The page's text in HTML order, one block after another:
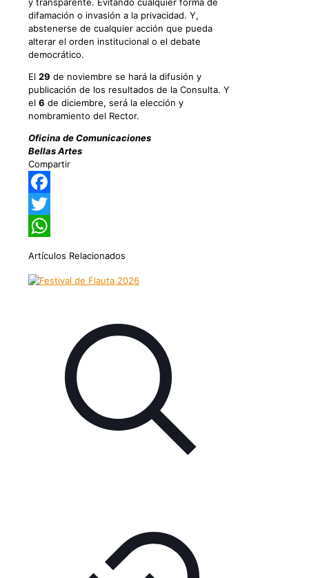
y transparente. Evitando cualquier forma de
difamación o invasión a la privacidad. Y,
abstenerse de cualquier acción que pueda
alterar el orden institucional o el debate
democrático.
El 29 de noviembre se hará la difusión y
publicación de los resultados de la Consulta. Y
el 6 de diciembre, será la elección y
nombramiento del Rector.
Oficina de Comunicaciones
Bellas Artes
Compartir
Facebook
Twitter
Artículos Relacionados